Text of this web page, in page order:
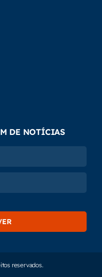
DE NOTÍCIAS
reservados.